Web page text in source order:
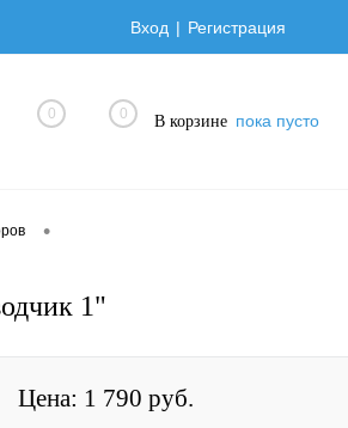
Вход Регистрация
0 0 В корзине пока пусто
•
1"
Цена: 1 790 руб.